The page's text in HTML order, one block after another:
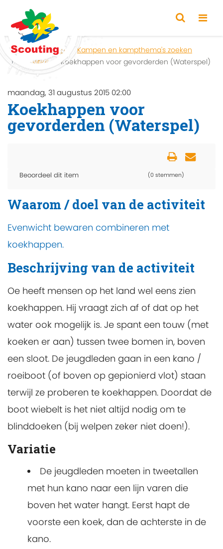
Home Zoeken
Kampen en kampthema's zoeken
Activiteit
Koekhappen voor gevorderden (Waterspel)
maandag, 31 augustus 2015 02:00
Koekhappen voor
gevorderden (Waterspel)
Beoordeel dit item (0 stemmen)
Waarom / doel van de activiteit
Evenwicht bewaren combineren met
koekhappen.
Beschrijving van de activiteit
Oe heeft mensen op het land wel eens zien
koekhappen. Hij vraagt zich af of dat op het
water ook mogelijk is. Je spant een touw (met
koeken er aan) tussen twee bomen in, boven
een sloot. De jeugdleden gaan in een kano /
roeiboot (of boven op gepionierd vlot) staan
terwijl ze proberen te koekhappen. Doordat de
boot wiebelt is het niet altijd nodig om te
blinddoeken (bij welpen zeker niet doen!).
Variatie
De jeugdleden moeten in tweetallen
met hun kano naar een lijn varen die
boven het water hangt. Eerst hapt de
voorste een koek, dan de achterste in de
kano.